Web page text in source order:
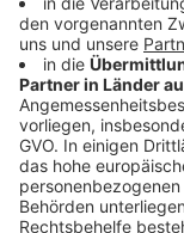
Zumindest in
Ausnahmen. Zum
Verträge
außerhalb
Internet-